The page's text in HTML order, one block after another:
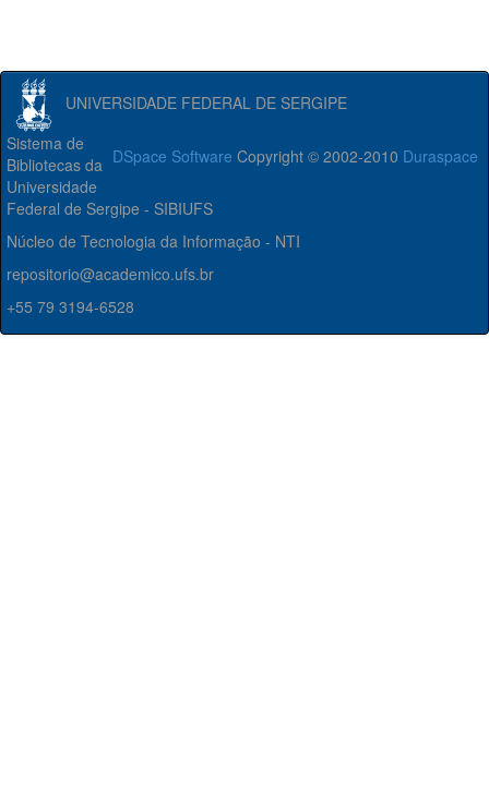
UNIVERSIDADE FEDERAL DE SERGIPE
DSpace Software Copyright © 2002-2010 Duraspace
Sistema de
Bibliotecas da
Universidade
Federal de Sergipe - SIBIUFS
Núcleo de Tecnologia da Informação - NTI
repositorio@academico.ufs.br
+55 79 3194-6528